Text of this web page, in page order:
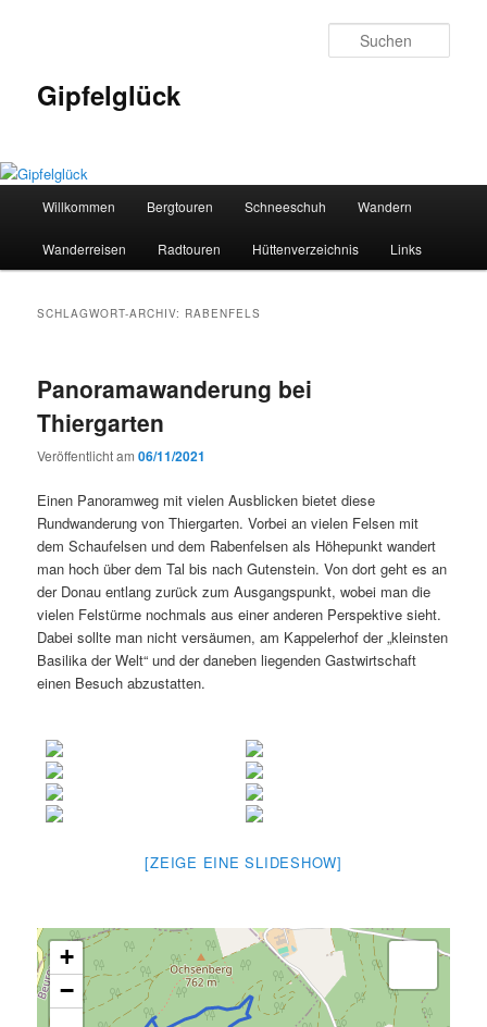
Gipfelglück
Willkommen Bergtouren Schneeschuh Wandern
Wanderreisen Radtouren Hüttenverzeichnis Links
SCHLAGWORT-ARCHIV: RABENFELS
Panoramawanderung bei
Thiergarten
Veröffentlicht am06/11/2021
Einen Panoramweg mit vielen Ausblicken bietet diese
Rundwanderung von Thiergarten. Vorbei an vielen Felsen mit
dem Schaufelsen und dem Rabenfelsen als Höhepunkt wandert
man hoch über dem Tal bis nach Gutenstein. Von dort geht es an
der Donau entlang zurück zum Ausgangspunkt, wobei man die
vielen Felstürme nochmals aus einer anderen Perspektive sieht.
Dabei sollte man nicht versäumen, am Kappelerhof der „kleinsten
Basilika der Welt“ und der daneben liegenden Gastwirtschaft
einen Besuch abzustatten.
[ZEIGE EINE SLIDESHOW]
+
−